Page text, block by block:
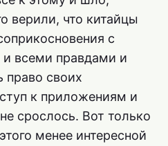
верили, что китайцы
c
всеми правдами и
право своих
к приложениям и
срослось. Вот только
менее интересной